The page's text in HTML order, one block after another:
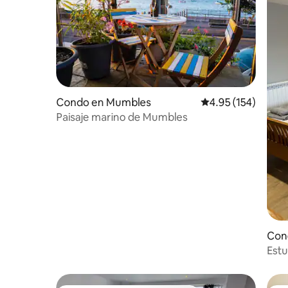
Condo en Mumbles Calificación
4.95 (154)
Paisaje marino de Mumbles